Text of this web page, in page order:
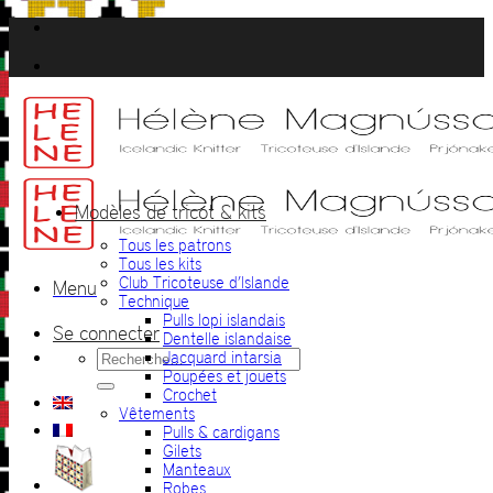
Passer
au
contenu
Menu
Se connecter
Recherche
pour :
Modèles de tricot & kits
Tous les patrons
Tous les kits
Club Tricoteuse d’Islande
Technique
Pulls lopi islandais
Dentelle islandaise
Jacquard intarsia
Poupées et jouets
Crochet
Vêtements
Pulls & cardigans
Gilets
Manteaux
Robes